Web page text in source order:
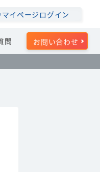
問 お問い合わせ
マイページログイン